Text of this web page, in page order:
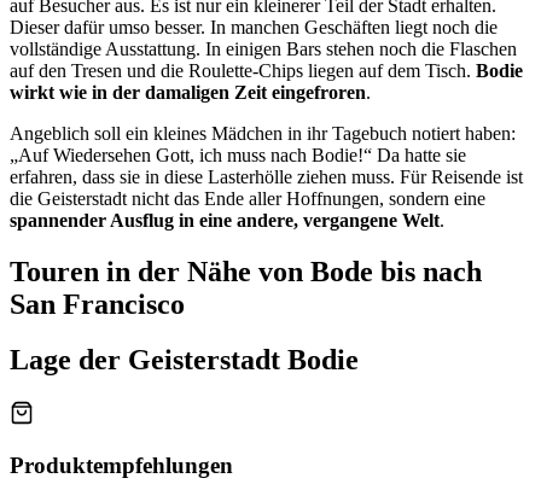
auf Besucher aus. Es ist nur ein kleinerer Teil der Stadt erhalten.
Dieser dafür umso besser. In manchen Geschäften liegt noch die
vollständige Ausstattung. In einigen Bars stehen noch die Flaschen
auf den Tresen und die Roulette-Chips liegen auf dem Tisch. Bodie
wirkt wie in der damaligen Zeit eingefroren.
Angeblich soll ein kleines Mädchen in ihr Tagebuch notiert haben:
„Auf Wiedersehen Gott, ich muss nach Bodie!“ Da hatte sie
erfahren, dass sie in diese Lasterhölle ziehen muss. Für Reisende ist
die Geisterstadt nicht das Ende aller Hoffnungen, sondern eine
spannender Ausflug in eine andere, vergangene Welt.
Touren in der Nähe von Bode bis nach
San Francisco
Lage der Geisterstadt Bodie
Produktempfehlungen